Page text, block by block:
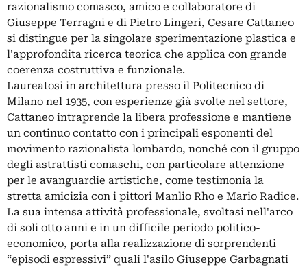
razionalismo comasco, amico e collaboratore di
Giuseppe Terragni e di Pietro Lingeri, Cesare Cattaneo
si distingue per la singolare sperimentazione plastica e
l'approfondita ricerca teorica che applica con grande
coerenza costruttiva e funzionale.
Laureatosi in architettura presso il Politecnico di
Milano nel 1935, con esperienze già svolte nel settore,
Cattaneo intraprende la libera professione e mantiene
un continuo contatto con i principali esponenti del
movimento razionalista lombardo, nonché con il gruppo
degli astrattisti comaschi, con particolare attenzione
per le avanguardie artistiche, come testimonia la
stretta amicizia con i pittori Manlio Rho e Mario Radice.
La sua intensa attività professionale, svoltasi nell'arco
di soli otto anni e in un difficile periodo politico-
economico, porta alla realizzazione di sorprendenti
“episodi espressivi” quali l'asilo Giuseppe Garbagnati